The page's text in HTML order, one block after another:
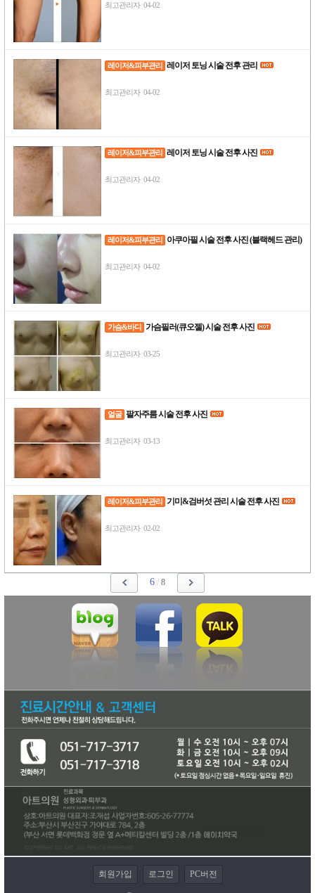
최고관리자 04-02
레이저&피부관리 레이저 토닝 시술 전후 관리
최고관리자 04-02
레이저&피부관리 레이저 토닝 시술 전후 사진
최고관리자 04-02
레이저&피부관리 아쿠아필 시술 전후 사진 (블랙헤드 관리)
최고관리자 04-02
가슴&바디 가슴필러(큐오젤) 시술 전후 사진
최고관리자 03-25
얼굴 팔자주름 시술 전후 사진
최고관리자 03-13
레이저&피부관리 기미&검버섯 관리 시술 전후 사진
최고관리자 02-02
6 / 8
회원가입 로그인 PC버전